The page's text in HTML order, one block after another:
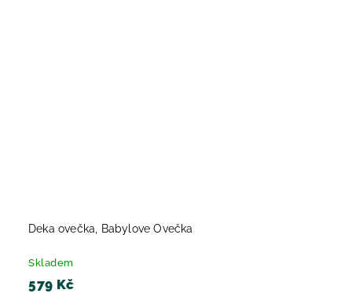
Deka ovečka, Babylove Ovečka
Skladem
579 Kč